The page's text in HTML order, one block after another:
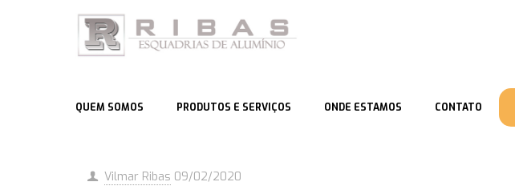
QUEM SOMOS PRODUTOS E SERVIÇOS ONDE ESTAMOS CONTATO
Vilmar Ribas 09/02/2020